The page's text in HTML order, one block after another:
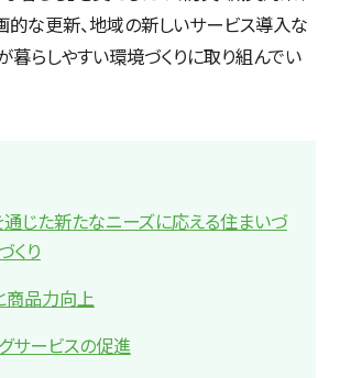
な更新、地域の新しいサービス導入な
暮らしやすい環境づくりに取り組んでい
じた新たなニーズに応える住まいづ
くり
商品力向上
サービスの促進